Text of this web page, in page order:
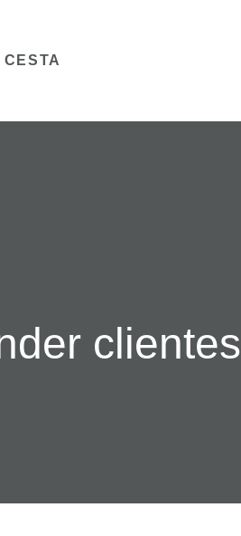
clientes